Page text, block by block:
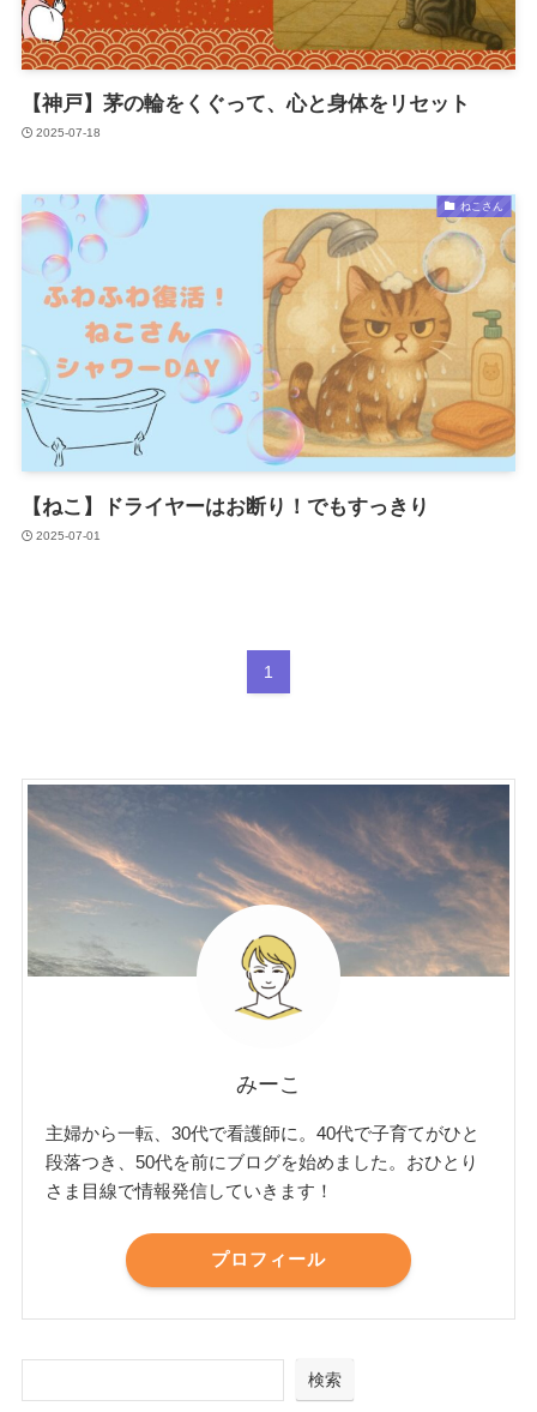
【神戸】茅の輪をくぐって、心と身体をリセット
2025-07-18
ねこさん
【ねこ】ドライヤーはお断り！でもすっきり
2025-07-01
1
みーこ
主婦から一転、30代で看護師に。40代で子育てがひと
段落つき、50代を前にブログを始めました。おひとり
さま目線で情報発信していきます！
プロフィール
検索